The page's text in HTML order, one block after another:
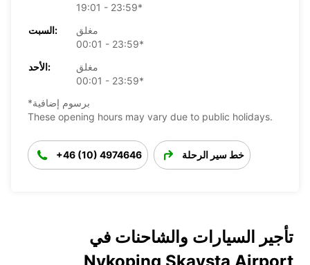
19:01 - 23:59*
السبت:
مغلق
00:01 - 23:59*
الأحد:
مغلق
00:01 - 23:59*
*برسوم إضافية
These opening hours may vary due to public holidays.
+46 (10) 4974646 خط سير الرحلة
تأجير السيارات والشاحنات في